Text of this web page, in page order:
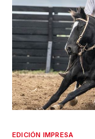
EDICIÓN IMPRESA